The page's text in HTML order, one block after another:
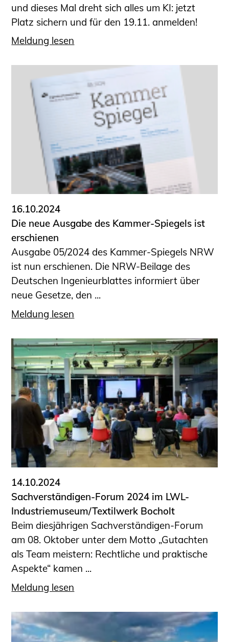
und dieses Mal dreht sich alles um KI: jetzt
Platz sichern und für den 19.11. anmelden!
Meldung lesen
16.10.2024
Die neue Ausgabe des Kammer-Spiegels ist
erschienen
Ausgabe 05/2024 des Kammer-Spiegels NRW
ist nun erschienen. Die NRW-Beilage des
Deutschen Ingenieurblattes informiert über
neue Gesetze, den ...
Meldung lesen
14.10.2024
Sachverständigen-Forum 2024 im LWL-
Industriemuseum/Textilwerk Bocholt
Beim diesjährigen Sachverständigen-Forum
am 08. Oktober unter dem Motto „Gutachten
als Team meistern: Rechtliche und praktische
Aspekte“ kamen ...
Meldung lesen